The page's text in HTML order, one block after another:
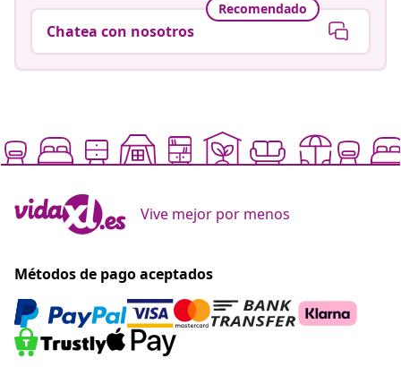
Recomendado
Chatea con nosotros
Vive mejor por menos
Métodos de pago aceptados